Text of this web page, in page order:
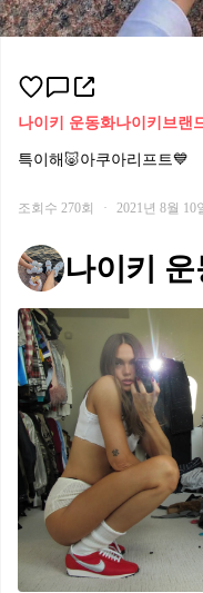
나이키 운동화나이키 브랜
특이해🐷아쿠아리프트💙
조회수 270회 · 2021년 8월 10
나이키